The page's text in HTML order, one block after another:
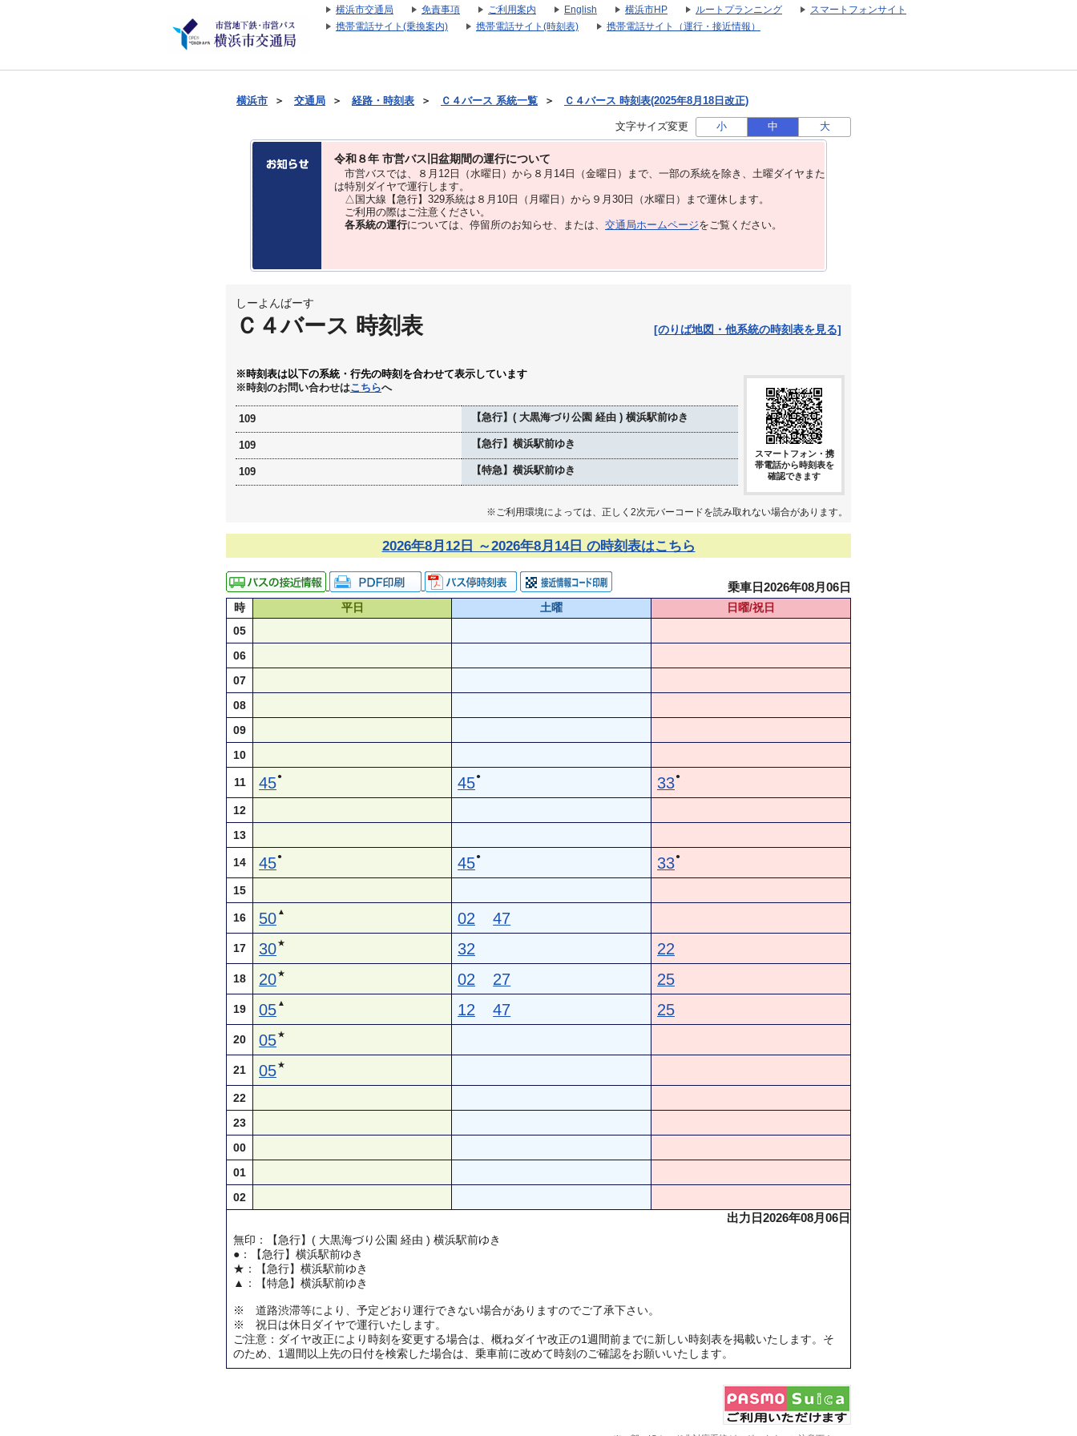
横浜市交通局 免責事項 ご利用案内 English 横浜市HP ルートプランニング
スマートフォンサイト
携帯電話サイト(乗換案内)
携帯電話サイト(時刻表) 携帯電話サイト（運行・接近情報）
横浜市 ＞ 交通局 ＞ 経路・時刻表 ＞ Ｃ４バース 系統一覧 ＞ Ｃ４バース 時刻表(2025年8月18日改正)
文字サイズ変更 小 中 大
令和８年 市営バス旧盆期間の運行について
市営バスでは、８⽉12⽇（水曜日）から８⽉14⽇（金曜日）まで、⼀部の系統を除き、⼟曜ダイヤまた
は特別ダイヤで運⾏します。
△国大線【急行】329系統は８月10日（月曜日）から９月30日（水曜日）まで運休します。
ご利用の際はご注意ください。
各系統の運行については、停留所のお知らせ、または、 交通局ホームページをご覧ください。
しーよんばーす
Ｃ４バース 時刻表 [のりば地図・他系統の時刻表を見る]
※時刻表は以下の系統・行先の時刻を合わせて表示しています
※時刻のお問い合わせはこちらへ
109 【急行】( 大黒海づり公園 経由 ) 横浜駅前ゆき
109 【急行】横浜駅前ゆき
109 【特急】横浜駅前ゆき
スマートフォン・携
帯電話から時刻表を
確認できます
※ご利用環境によっては、正しく2次元バーコードを読み取れない場合があります。
2026年8月12日 ～2026年8月14日 の時刻表はこちら
乗車日2026年08月06日
時 平日 土曜
日曜/祝日
05
06
07
08
09
10
11 45● 45● 33●
12
13
14 45● 45● 33●
15
16 50 ▲ 02 47
17 30★ 32 22
18 20★ 02 27 25
19 05 ▲ 12 47 25
20 05★
21 05★
22
23
00
01
02
出力日2026年08月06日
無印：【急行】( 大黒海づり公園 経由 ) 横浜駅前ゆき
●：【急行】横浜駅前ゆき
★：【急行】横浜駅前ゆき
▲：【特急】横浜駅前ゆき
※ 道路渋滞等により、予定どおり運行できない場合がありますのでご了承下さい。
※ 祝日は休日ダイヤで運行いたします。
ご注意：ダイヤ改正により時刻を変更する場合は、概ねダイヤ改正の1週間前までに新しい時刻表を掲載いたします。そ
のため、1週間以上先の日付を検索した場合は、乗車前に改めて時刻のご確認をお願いいたします。